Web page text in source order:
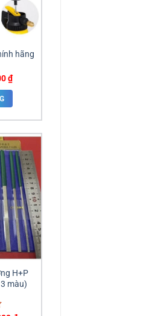
hãng
₫.
₫Giá
hiện
tại
là:
H+P
màu)